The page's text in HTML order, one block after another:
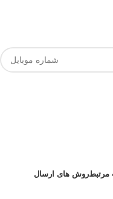
مرتبطروش های ارسال